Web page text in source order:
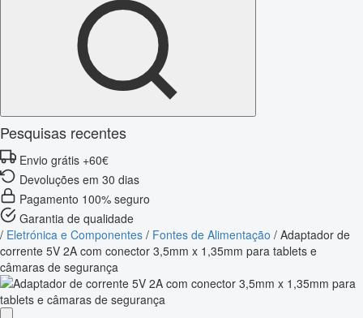
Pesquisas recentes
Envio grátis +60€
Devoluções em 30 dias
Pagamento 100% seguro
Garantia de qualidade
/ Eletrónica e Componentes / Fontes de Alimentação / Adaptador de
corrente 5V 2A com conector 3,5mm x 1,35mm para tablets e
câmaras de segurança